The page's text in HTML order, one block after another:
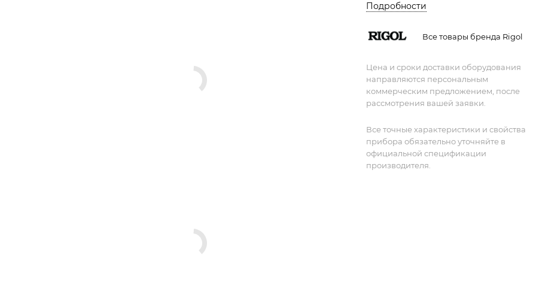
Эквивалентная частота 25 Гвыб/с. Вес
профессиональной диагностики и
Подробности
Все товары бренда Rigol
Цена и сроки доставки оборудования
направляются персональным
коммерческим предложением, после
рассмотрения вашей заявки.
Все точные характеристики и свойства
прибора обязательно уточняйте в
официальной спецификации
производителя.